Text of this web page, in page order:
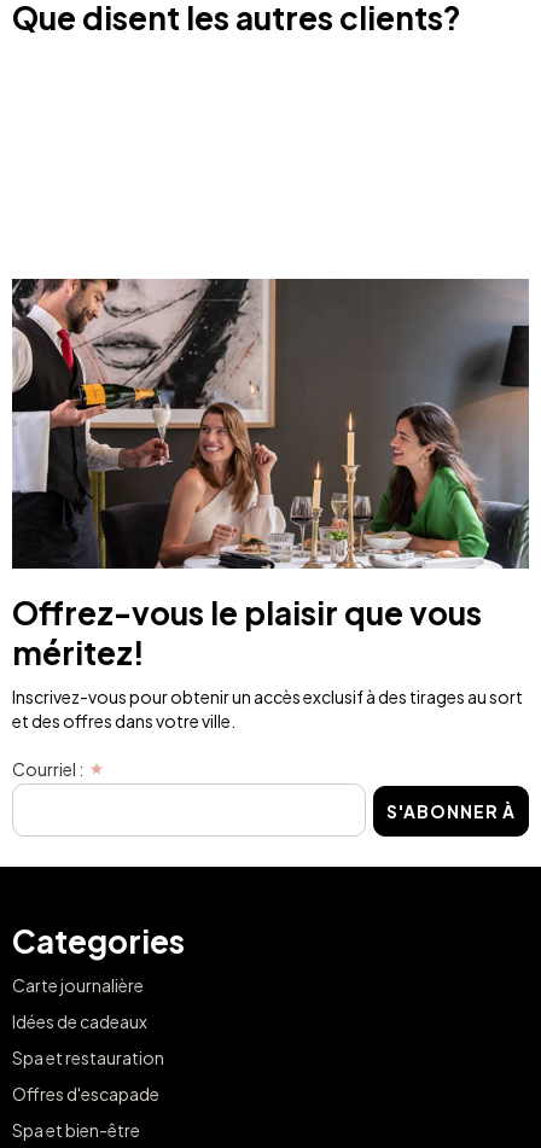
Que disent les autres clients?
Offrez-vous le plaisir que vous
méritez!
Inscrivez-vous pour obtenir un accès exclusif à des tirages au sort
et des offres dans votre ville.
Courriel :
S'ABONNER À
Categories
Carte journalière
Idées de cadeaux
Spa et restauration
Offres d'escapade
Spa et bien-être